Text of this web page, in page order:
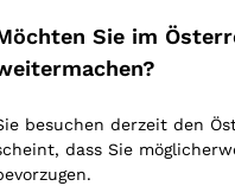
Occhipinti
Biondi Santi
Argiolas
Zenato
Sie im
besuchen derzeit den
dass Sie